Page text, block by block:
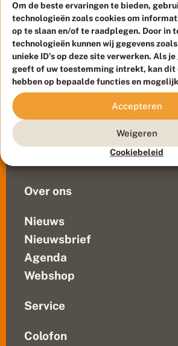
Om de beste ervaringen te bieden,
technologieën zoals cookies om
op te slaan en/of te raadplegen. Door in
technologieën kunnen wij gegevens
unieke ID's op deze site verwerken. Als
geeft of uw toestemming intrekt, kan dit
hebben op bepaalde functies en
Accepteren
Weigeren
Cookiebeleid
i
v
li
n
d
e
r
tuin.
Veel
mensen
kennen
wel
dagpauwoog,
citroenvlinder
en
de
‘koolwitjes’.
Maar
niet
alle
Veelgestelde vragen
Over ons
Nieuws
Nieuwsbrief
Agenda
Webshop
Service
Colofon
Meld waarnemingen
© 2026
Duurzaam ontwikkeld door
Blue Field Agency
Privacy
Disclaimer
Sitemap